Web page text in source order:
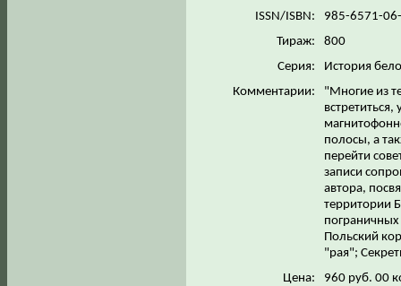
ISSN/ISBN:
985-6571-
Тираж:
800
Серия:
История
Комментарии:
"Многие из
полосы, а
перейти
записи
автора,
территории
Польский
"рая";
Цена:
960 руб. 00